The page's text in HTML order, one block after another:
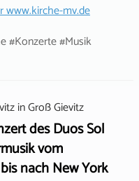
www.kirche-mv.de
#Konzerte #Musik
inGroß Gievitz
des Duos Sol
vom
nach New York